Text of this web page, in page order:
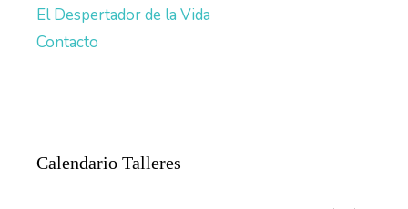
El Despertador de la Vida
Contacto
Calendario Talleres